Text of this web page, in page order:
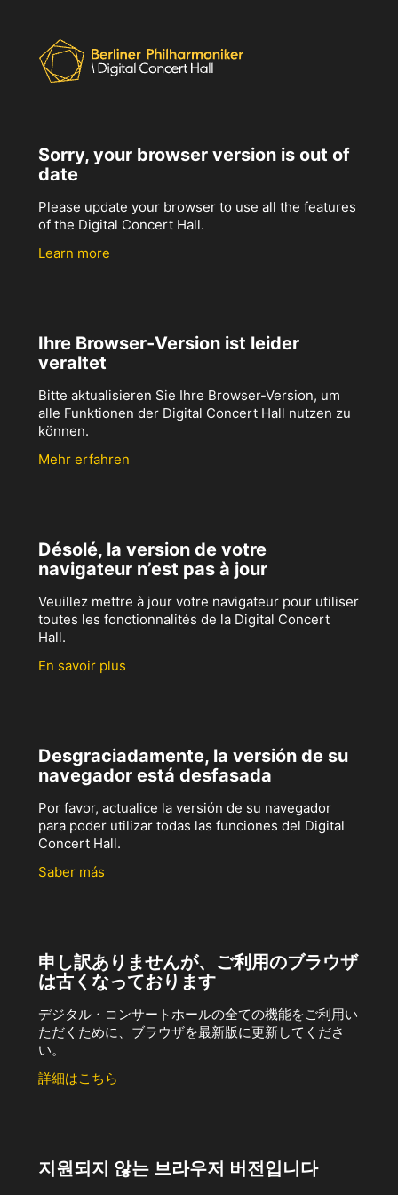
Sorry, your browser version is out of
date
Please update your browser to use all the features
of the Digital Concert Hall.
Learn more
Ihre Browser-Version ist leider
veraltet
Bitte aktualisieren Sie Ihre Browser-Version, um
alle Funktionen der Digital Concert Hall nutzen zu
können.
Mehr erfahren
Désolé, la version de votre
navigateur n’est pas à jour
Veuillez mettre à jour votre navigateur pour utiliser
toutes les fonctionnalités de la Digital Concert
Hall.
En savoir plus
Desgraciadamente, la versión de su
navegador está desfasada
Por favor, actualice la versión de su navegador
para poder utilizar todas las funciones del Digital
Concert Hall.
Saber más
申し訳ありませんが、ご利用のブラウザ
は古くなっております
デジタル・コンサートホールの全ての機能をご利用い
ただくために、ブラウザを最新版に更新してくださ
い。
詳細はこちら
지원되지 않는 브라우저 버전입니다